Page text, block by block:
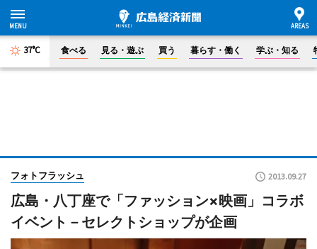
37°C 食べる 見る・遊ぶ 買う 暮らす・働く 学ぶ・知る
フォトフラッシュ 2013.09.27
広島・八丁座で「ファッション×映画」コラボ
イベント－セレクトショップが企画